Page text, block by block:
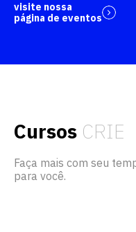
visite nossa
página de eventos
Cursos CRIE
Faça mais com seu
para você.